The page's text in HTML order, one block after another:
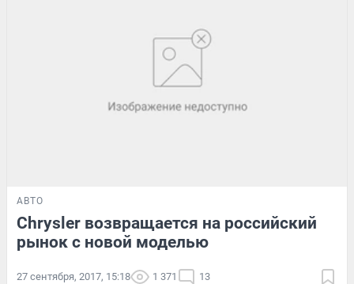
АВТО
Chrysler возвращается на российский
рынок с новой моделью
27 сентября, 2017, 15:18 1 371 13